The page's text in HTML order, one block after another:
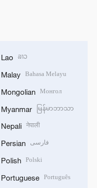
Lao ລາວ
Malay Bahasa Melayu
Mongolian Монгол
Myanmar မြန်မာဘာသာ
Nepali नेपाली
Persian فارسی
Polish Polski
Portuguese Português